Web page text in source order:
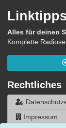
Linktipps
Alles für deinen
Komplette
Rechtliches
Impressum